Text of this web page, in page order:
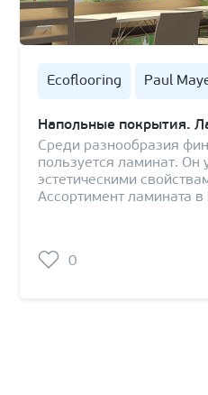
Ecoflooring Paul
Напольные покрытия.
Среди разнообразия
пользуется ламинат. Он
эстетическими
Ассортимент ламината
0